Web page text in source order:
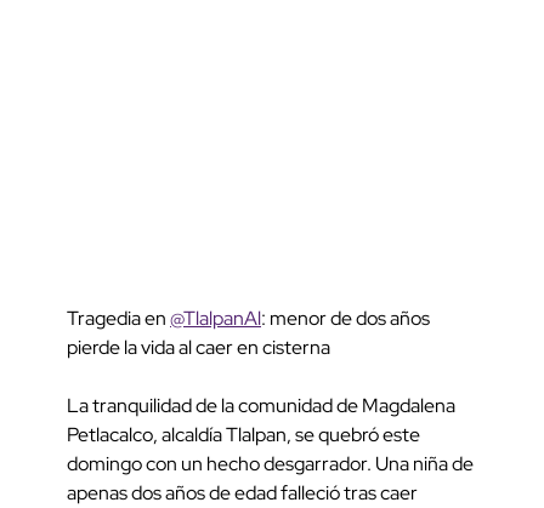
Tragedia en@TlalpanAl: menor de dos años
pierde la vida al caer en cisterna
La tranquilidad de la comunidad de Magdalena
Petlacalco, alcaldía Tlalpan, se quebró este
domingo con un hecho desgarrador. Una niña de
apenas dos años de edad falleció tras caer